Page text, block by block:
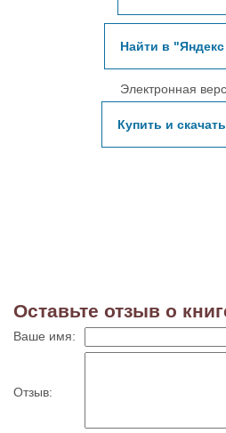
Найти в
Электронная
Купить и
Оставьте отзыв о
Ваше имя:
Отзыв: